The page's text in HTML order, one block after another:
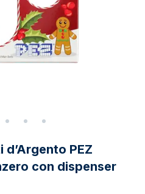
PEZ
con dispenser